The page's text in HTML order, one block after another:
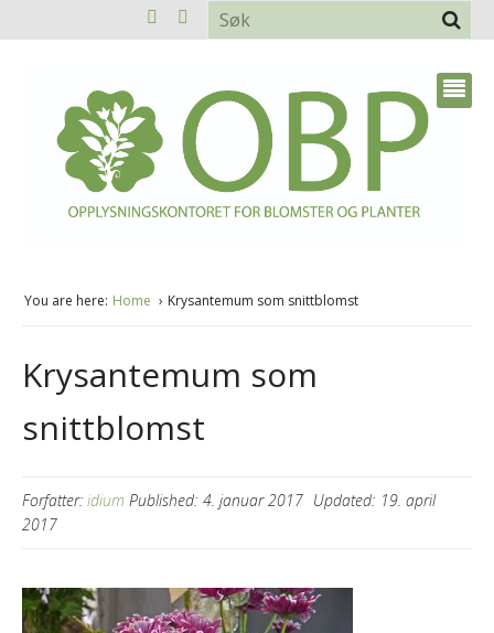
You are here: Home Krysantemum som snittblomst
Krysantemum som
snittblomst
Forfatter: idium Published: 4. januar 2017 Updated: 19. april
2017